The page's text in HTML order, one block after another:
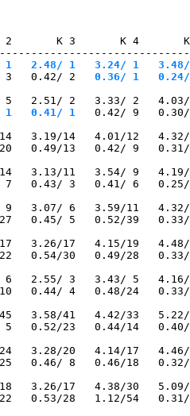
K 3       K 4
1
   2.48/ 1
   3.24/ 1
3   0.42/ 2
   0.36/ 1
2.51/ 2   3.33/ 2
1
   0.41/ 1
0.42/ 9
3.19/14   4.01/12
0.49/13   0.42/ 9
3.13/11   3.54/ 9
0.43/ 3   0.41/ 6
9   3.07/ 6   3.59/11
0.45/ 5   0.52/39
3.26/17   4.15/19
0.54/30   0.49/28
2.55/ 3   3.43/ 5
0.44/ 4   0.48/24
3.58/41   4.42/33
0.52/23   0.44/14
3.28/20   4.14/17
0.46/ 8   0.46/18
3.26/17   4.38/30
0.53/28   1.12/54